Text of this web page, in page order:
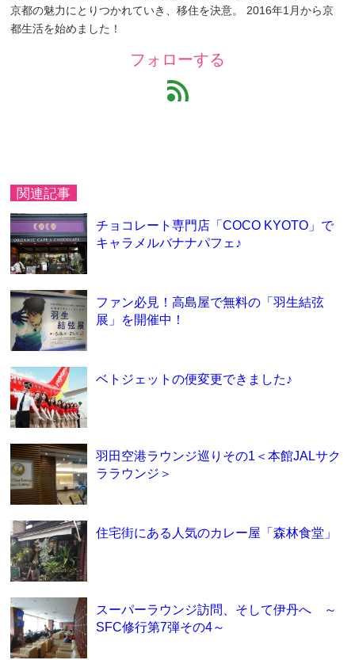
京都の魅力にとりつかれていき、移住を決意。 2016年1月から京
都生活を始めました！
フォローする
feed
関連記事
チョコレート専門店「COCO KYOTO」で
キャラメルバナナパフェ♪
ファン必見！高島屋で無料の「羽生結弦
展」を開催中！
ベトジェットの便変更できました♪
羽田空港ラウンジ巡りその1＜本館JALサク
ララウンジ＞
住宅街にある人気のカレー屋「森林食堂」
スーパーラウンジ訪問、そして伊丹へ ～
SFC修行第7弾その4～